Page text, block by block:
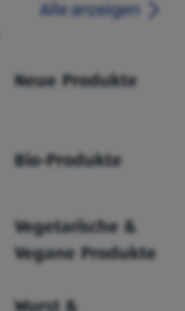
Alle anzeigen
Neue Produkte
Bio-Produkte
Vegetarische &
Vegane Produkte